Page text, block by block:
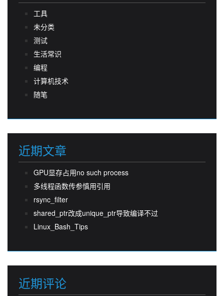
工具
未分类
测试
生活常识
编程
计算机技术
随笔
近期文章
GPU显存占用no such process
多线程函数传参慎用引用
rsync_filter
shared_ptr改成unique_ptr导致编译不过
Linux_Bash_Tips
近期评论